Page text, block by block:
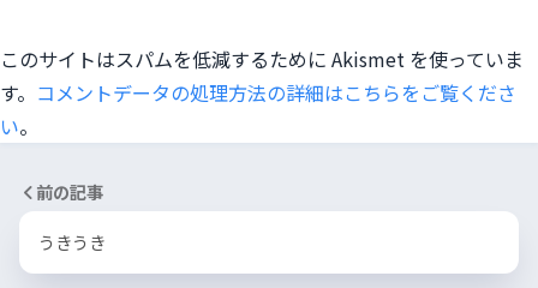
このサイトはスパムを低減するために Akismet を使っていま
す。 コメントデータの処理方法の詳細はこちらをご覧くださ
い。
前の記事
うきうき